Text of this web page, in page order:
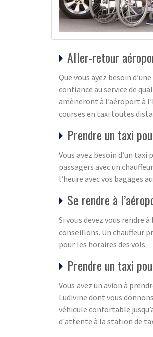
Aller-retour
Que vous ayez besoin
confiance au service de
amèneront à l’aéroport à
courses en taxi toutes
Prendre un taxi
Vous avez besoin d’un
passagers avec un
l’heure avec vos bagages
Se rendre à
Si vous devez vous rendre
conseillons. Un chauffeur
pour les horaires des vols.
Prendre un taxi
Vous avez un avion à
Ludivine dont vous
véhicule confortable
d'attente à la station de